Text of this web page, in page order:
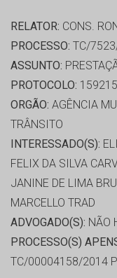
RELATOR: CONS.
PROCESSO: TC/
ASSUNTO:
PROTOCOLO:
ORGÃO: AGÊNCIA
TRÂNSITO
INTERESSADO(S):
FELIX DA SILVA
JANINE DE LIMA
MARCELLO TRAD
ADVOGADO(S): NÃO
PROCESSO(S)
TC/00004158/2014